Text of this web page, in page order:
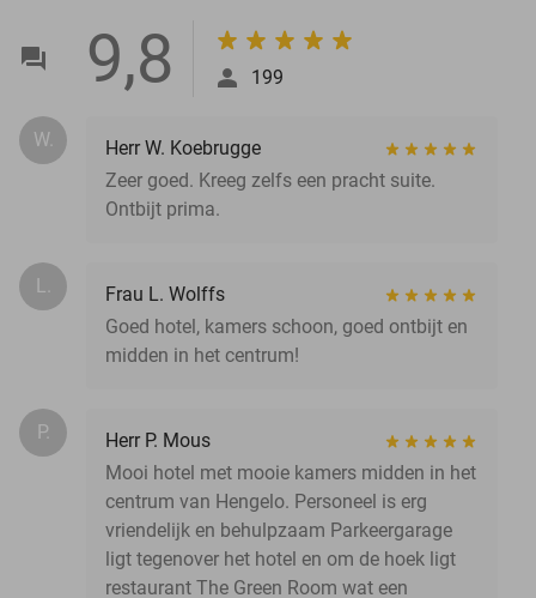
9,8 199
W.
Herr W. Koebrugge
Zeer goed. Kreeg zelfs een pracht suite.
Ontbijt prima.
L.
Frau L. Wolffs
Goed hotel, kamers schoon, goed ontbijt en
midden in het centrum!
P.
Herr P. Mous
Mooi hotel met mooie kamers midden in het
centrum van Hengelo. Personeel is erg
vriendelijk en behulpzaam Parkeergarage
ligt tegenover het hotel en om de hoek ligt
restaurant The Green Room wat een